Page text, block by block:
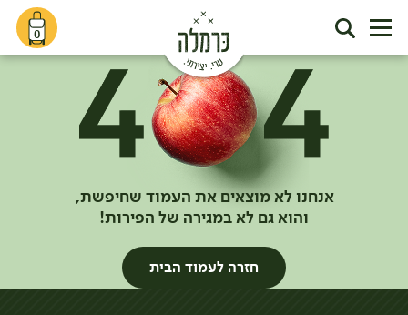
0
אנחנו לא מוצאים את העמוד שחיפשת,
והוא גם לא במגירה של הפירות!
חזרה לעמוד הבית